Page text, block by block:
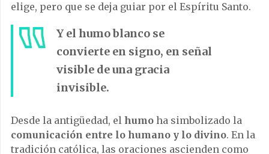
elige, pero que se deja guiar por el Espíritu Santo.
Y el humo blanco se
convierte en signo, en señal
visible de una gracia
invisible.
Desde la antigüedad, el humo ha simbolizado la
comunicación entre lo humano y lo divino. En la
tradición católica, las oraciones ascienden como